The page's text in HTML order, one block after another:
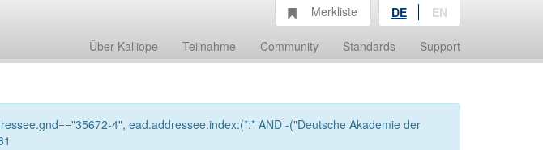
Über Kalliope Teilnahme Community Standards Support
Merkliste DE EN
4", ead.addressee.index:(*:* AND -("Deutsche Akademie der